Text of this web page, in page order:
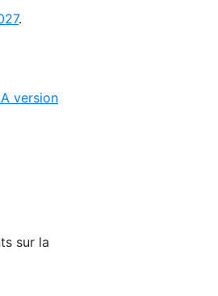
.
version
sur la